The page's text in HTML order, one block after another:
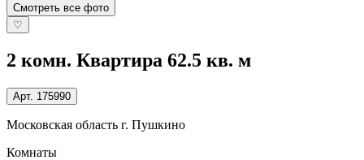
Смотреть все фото
♡
2 комн. Квартира 62.5 кв. м
Арт. 175990
Московская область г. Пушкино
Комнаты